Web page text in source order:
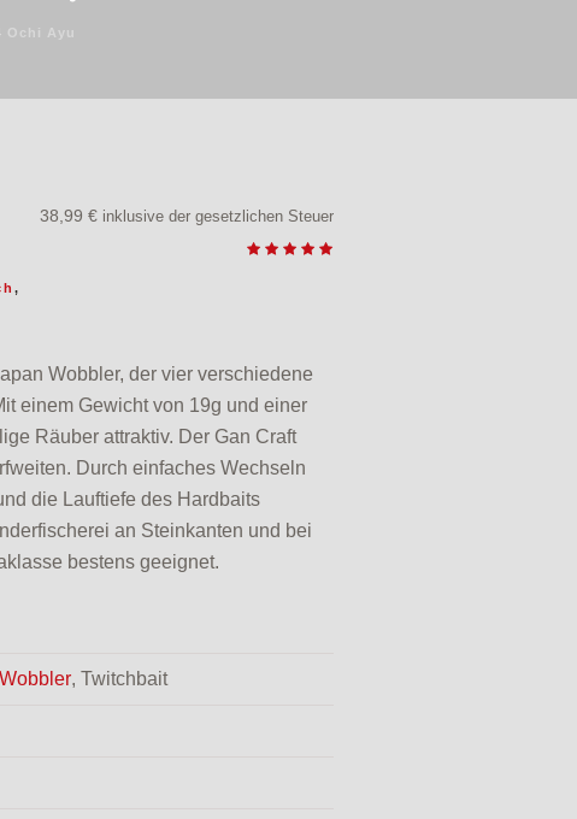
Ochi Ayu
38,99 € inklusive der gesetzlichen Steuer
,
Wobbler, der vier verschiedene
einem Gewicht von 19g und einer
Räuber attraktiv. Der Gan Craft
Durch einfaches Wechseln
die Lauftiefe des Hardbaits
an Steinkanten und bei
bestens geeignet.
Wobbler, Twitchbait